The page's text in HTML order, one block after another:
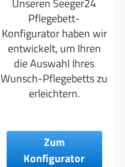
Unseren Seeger24
Pflegebett-
Konfigurator haben wir
entwickelt, um Ihren
die Auswahl Ihres
Wunsch-Pflegebetts zu
erleichtern.
Zum
Konfigurator